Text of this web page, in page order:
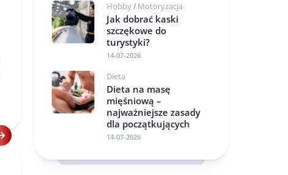
Hobby/ Motoryzacja
Jak dobrać kaski
szczękowe do
turystyki?
14-07-2026
Dieta
Dieta na masę
mięśniową –
najważniejsze zasady
dla początkujących
14-07-2026